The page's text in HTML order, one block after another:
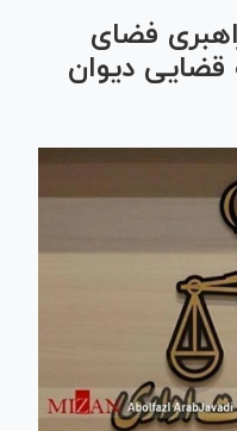
فضای
قضایی دیوان